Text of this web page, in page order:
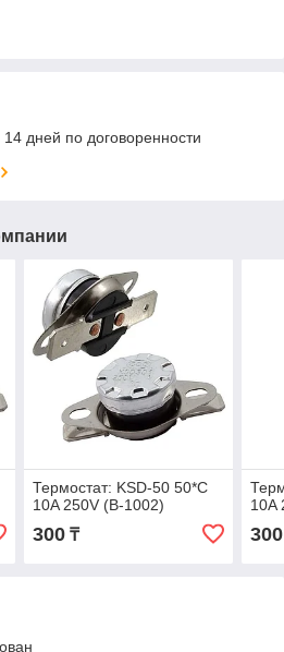
дней по договоренности
Термостат: KSD-50 50*C
10A 250V (B-1002)
300₸
10A
300